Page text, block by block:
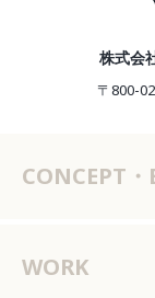
株式会
〒800-
CONCEPT
WORK